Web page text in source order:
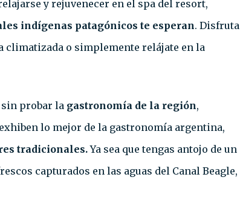
y rejuvenecer en el spa del resort,
indígenas patagónicos te esperan. Disfruta
climatizada o simplemente relájate en la
probar la gastronomía de la región,
lo mejor de la gastronomía argentina,
tradicionales.Ya sea que tengas antojo de un
capturados en las aguas del Canal Beagle,